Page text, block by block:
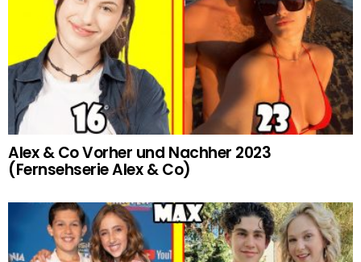
Alex & Co Vorher und Nachher 2023
(Fernsehserie Alex & Co)